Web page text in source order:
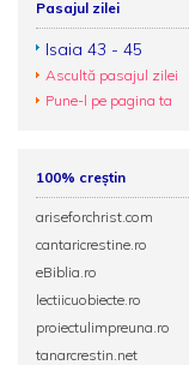
Pasajul zilei
Isaia 43 - 45
Ascultă pasajul zilei
Pune-l pe pagina ta
100% creștin
ariseforchrist.com
cantaricrestine.ro
eBiblia.ro
lectiicuobiecte.ro
proiectulimpreuna.ro
tanarcrestin.net